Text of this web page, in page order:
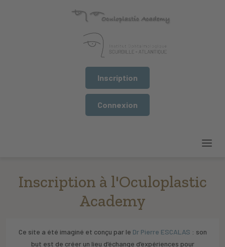
Inscription
Connexion
Inscription à l'Oculoplastic
Academy
Ce site a été imaginé et conçu par le Dr Pierre ESCALAS : son
but est de créer un lieu d’échange d’expériences pour